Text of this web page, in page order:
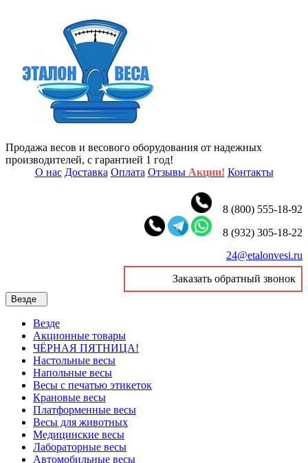
Продажа весов и весового оборудования от надежных
производителей, с гарантией 1 год!
О нас Доставка Оплата Отзывы Акции! Контакты
8 (800) 555-18-92
8 (932) 305-18-22
24@etalonvesi.ru
Заказать обратный звонок
Везде
Везде
Акционные товары
ЧЁРНАЯ ПЯТНИЦА!
Настольные весы
Напольные весы
Весы с печатью этикеток
Крановые весы
Платформенные весы
Весы для животных
Медицинские весы
Лабораторные весы
Автомобильные весы